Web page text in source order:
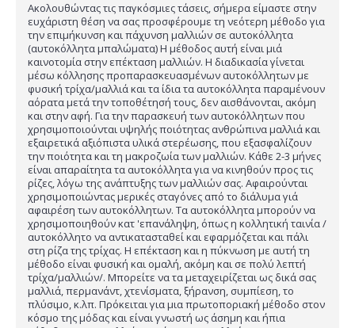
Ακολουθώντας τις παγκόσμιες τάσεις, σήμερα είμαστε στην
ευχάριστη θέση να σας προσφέρουμε τη νεότερη μέθοδο για
την επιμήκυνση και πάχυνση μαλλιών σε αυτοκόλλητα
(αυτοκόλλητα μπαλώματα) Η μέθοδος αυτή είναι μιά
καινοτομία στην επέκταση μαλλιών. Η διαδικασία γίνεται
μέσω κόλλησης προπαρασκευασμένων αυτοκόλλητων με
φυσική τρίχα/μαλλιά και τα ίδια τα αυτοκόλλητα παραμένουν
αόρατα μετά την τοποθέτησή τους, δεν αισθάνονται, ακόμη
και στην αφή. Για την παρασκευή των αυτοκόλλητων που
χρησιμοποιούνται υψηλής ποιότητας ανθρώπινα μαλλιά και
εξαιρετικά αξιόπιστα υλικά στερέωσης, που εξασφαλίζουν
την ποιότητα και τη μακροζωία των μαλλιών. Κάθε 2-3 μήνες
είναι απαραίτητα τα αυτοκόλλητα για να κινηθούν προς τις
ρίζες, λόγω της ανάπτυξης των μαλλιών σας. Αφαιρούνται
χρησιμοποιώντας μερικές σταγόνες από το διάλυμα γιά
αφαιρέση των αυτοκόλλητων. Τα αυτοκόλλητα μπορούν να
χρησιμοποιηθούν κατ 'επανάληψη, όπως η κολλητική ταινία /
αυτοκόλλητο να αντικατασταθεί και εφαρμόζεται και πάλι
στη ρίζα της τρίχας. Η επέκταση και η πύκνωση με αυτή τη
μέθοδο είναι φυσική και ομαλή, ακόμη και σε πολύ λεπτή
τρίχα/μαλλιών/. Μπορείτε να τα μεταχειρίζεται ως δικά σας
μαλλιά, περμανάντ, χτενίσματα, ξήρανση, συμπίεση, το
πλύσιμο, κ.λπ. Πρόκειται για μια πρωτοποριακή μέθοδο στον
κόσμο της μόδας και είναι γνωστή ως άσημη και ήπια